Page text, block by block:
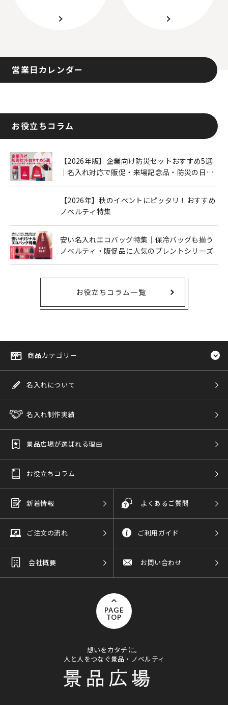
営業日カレンダー
お役立ちコラム
【2026年版】企業向け防災セットおすすめ5選
｜名入れ対応で販促・来場記念品・防災の日に
【2026年】秋のイベントにピッタリ！おすすめ
ノベルティ特集
安い名入れエコバッグ特集｜保冷バッグも揃う
ノベルティ・販促品に人気のプレントシリーズ
お役立ちコラム一覧
商品カテゴリー
名入れについて
名入れ制作実績
景品広場が選ばれる理由
お役立ちコラム
新着情報 よくあるご質問
ご注文の流れ ご利用ガイド
会社概要 お問い合わせ
PAGE
TOP
想いをカタチに。
人と人をつなぐ景品・ノベルティ